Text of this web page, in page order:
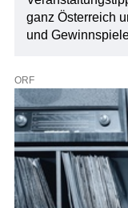
ganz Österreich
und
ORF